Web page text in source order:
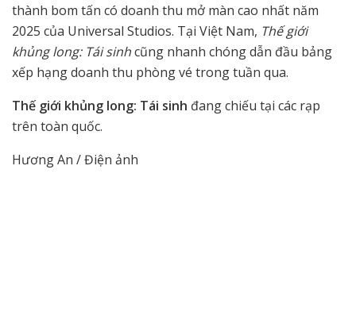
thành bom tấn có doanh thu mở màn cao nhất năm
2025 của Universal Studios. Tại Việt Nam, Thế giới
khủng long: Tái sinhcũng nhanh chóng dẫn đầu bảng
xếp hạng doanh thu phòng vé trong tuần qua.
Thế giới khủng long: Tái sinh đang chiếu tại các rạp
trên toàn quốc.
Hương An / Điện ảnh